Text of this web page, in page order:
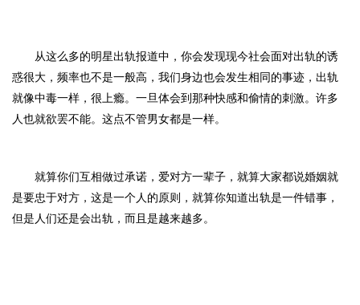
从这么多的明星出轨报道中，你会发现现今社会面对出轨的诱
惑很大，频率也不是一般高，我们身边也会发生相同的事迹， 出轨
就像中毒一样，很上瘾。一旦体会到那种快感和偷情的刺激。许多
人也就欲罢不能。这点不管男女都是一样。
就算你们互相做过承诺，爱对方一辈子，就算大家都说婚姻就
是要忠于对方，这是一个人的原则，就算你知道出轨是一件错事，
但是人们还是会出轨，而且是越来越多。